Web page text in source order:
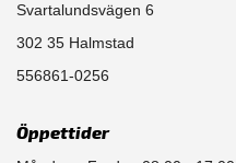
Svartalundsvägen 6
302 35 Halmstad
556861-0256
Öppettider